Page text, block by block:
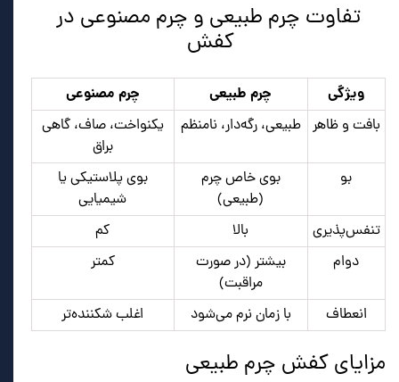
تفاوت چرم طبیعی و چرم مصنوعی در
کفش
ویژگی چرم طبیعی چرم مصنوعی
بافت و ظاهر طبیعی، رگه‌دار، نامنظم
یکنواخت، صاف، گاهی
براق
بو
بوی خاص چرم
(طبیعی)
بوی پلاستیکی یا
شیمیایی
تنفس‌پذیری
بالا
کم
دوام
بیشتر (در صورت
مراقبت)
کمتر
انعطاف با زمان نرم می‌شود اغلب شکننده‌تر
مزایای کفش چرم طبیعی